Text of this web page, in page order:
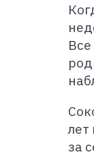
лет
за